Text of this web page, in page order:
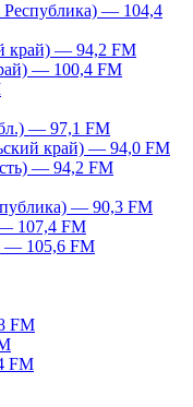
Республика) — 104,4
край) — 94,2 FM
— 100,4 FM
— 97,1 FM
край) — 94,0 FM
— 94,2 FM
— 90,3 FM
107,4 FM
— 105,6 FM
FM
FM